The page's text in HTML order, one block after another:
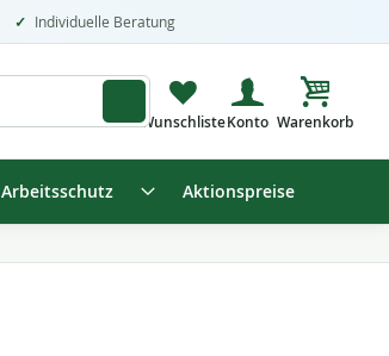
Individuelle Beratung
Mein
Arbeitsschutz Aktionspreise